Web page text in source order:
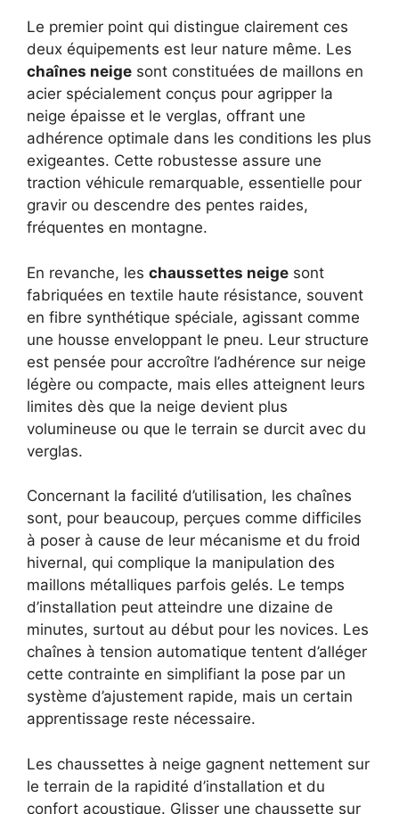
Le premier point qui distingue clairement ces
deux équipements est leur nature même. Les
chaînes neige sont constituées de maillons en
acier spécialement conçus pour agripper la
neige épaisse et le verglas, offrant une
adhérence optimale dans les conditions les plus
exigeantes. Cette robustesse assure une
traction véhicule remarquable, essentielle pour
gravir ou descendre des pentes raides,
fréquentes en montagne.
En revanche, les chaussettes neige sont
fabriquées en textile haute résistance, souvent
en fibre synthétique spéciale, agissant comme
une housse enveloppant le pneu. Leur structure
est pensée pour accroître l’adhérence sur neige
légère ou compacte, mais elles atteignent leurs
limites dès que la neige devient plus
volumineuse ou que le terrain se durcit avec du
verglas.
Concernant la facilité d’utilisation, les chaînes
sont, pour beaucoup, perçues comme difficiles
à poser à cause de leur mécanisme et du froid
hivernal, qui complique la manipulation des
maillons métalliques parfois gelés. Le temps
d’installation peut atteindre une dizaine de
minutes, surtout au début pour les novices. Les
chaînes à tension automatique tentent d’alléger
cette contrainte en simplifiant la pose par un
système d’ajustement rapide, mais un certain
apprentissage reste nécessaire.
Les chaussettes à neige gagnent nettement sur
le terrain de la rapidité d’installation et du
confort acoustique. Glisser une chaussette sur